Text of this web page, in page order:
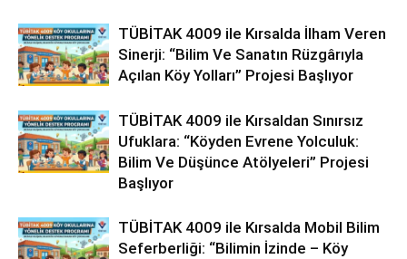
TÜBİTAK 4009 ile Kırsalda İlham Veren
Sinerji: “Bilim Ve Sanatın Rüzgârıyla
Açılan Köy Yolları” Projesi Başlıyor
TÜBİTAK 4009 ile Kırsaldan Sınırsız
Ufuklara: “Köyden Evrene Yolculuk:
Bilim Ve Düşünce Atölyeleri” Projesi
Başlıyor
TÜBİTAK 4009 ile Kırsalda Mobil Bilim
Seferberliği: “Bilimin İzinde – Köy